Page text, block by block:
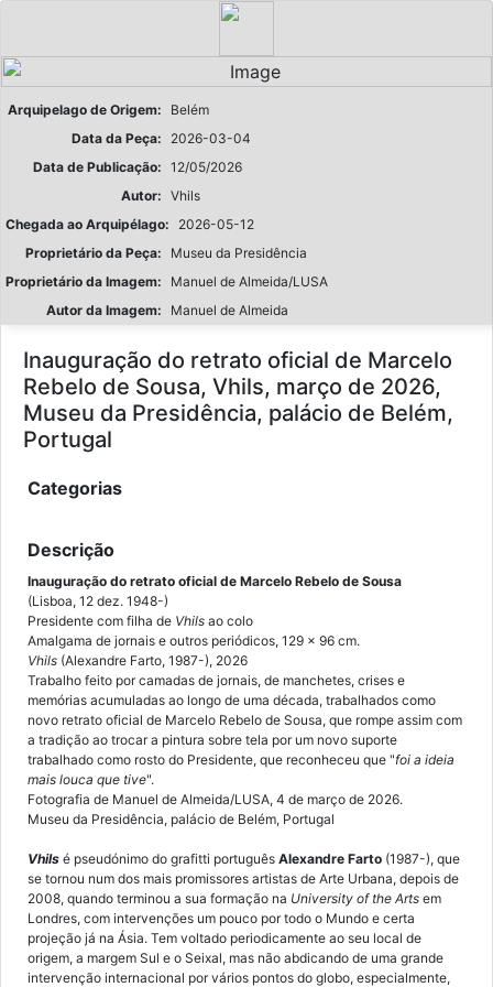
Arquipelago de Origem:
Belém
Data da Peça:
2026-03-04
Data de Publicação: 12/05/2026
Autor: Vhils
Chegada ao Arquipélago:
2026-05-12
Proprietário da Peça:
Museu da Presidência
Proprietário da Imagem:
Manuel de Almeida/LUSA
Autor da Imagem:
Manuel de Almeida
Inauguração do retrato oficial de Marcelo
Rebelo de Sousa, Vhils, março de 2026,
Museu da Presidência, palácio de Belém,
Portugal
Categorias
Descrição
Inauguração do retrato oficial de Marcelo Rebelo de Sousa
(Lisboa, 12 dez. 1948-)
Presidente com filha de Vhils ao colo
Amalgama de jornais e outros periódicos, 129 x 96 cm.
Vhils (Alexandre Farto, 1987-), 2026
Trabalho feito por camadas de jornais, de manchetes, crises e
memórias acumuladas ao longo de uma década, trabalhados como
novo retrato oficial de Marcelo Rebelo de Sousa, que rompe assim com
a tradição ao trocar a pintura sobre tela por um novo suporte
trabalhado como rosto do Presidente, que reconheceu que "foi a ideia
mais louca que tive".
Fotografia de Manuel de Almeida/LUSA, 4 de março de 2026.
Museu da Presidência, palácio de Belém, Portugal
Vhils é pseudónimo do grafitti português Alexandre Farto (1987-), que
se tornou num dos mais promissores artistas de Arte Urbana, depois de
2008, quando terminou a sua formação na University of the Arts em
Londres, com intervenções um pouco por todo o Mundo e certa
projeção já na Ásia. Tem voltado periodicamente ao seu local de
origem, a margem Sul e o Seixal, mas não abdicando de uma grande
intervenção internacional por vários pontos do globo, especialmente,